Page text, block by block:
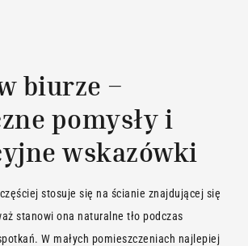
biurze –
pomysły i
wskazówki
stosuje się na ścianie znajdującej się
stanowi ona naturalne tło podczas
W małych pomieszczeniach najlepiej